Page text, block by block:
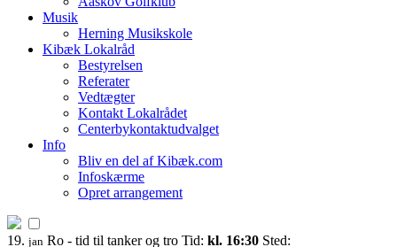
Musik
Herning Musikskole
Kibæk Lokalråd
Bestyrelsen
Referater
Vedtægter
Kontakt Lokalrådet
Centerbykontaktudvalget
Info
Bliv en del af Kibæk.com
Infoskærme
Opret arrangement
19. jan Ro - tid til tanker og tro Tid: kl. 16:30 Sted: